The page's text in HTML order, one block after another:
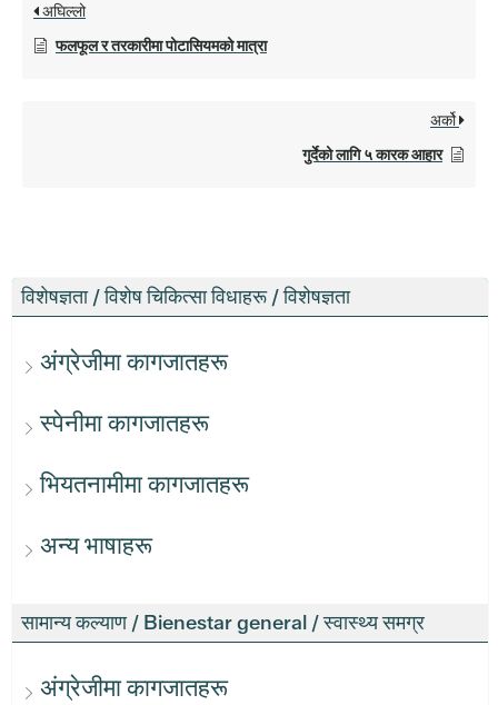
विशेषज्ञता / विशेष चिकित्सा विधाहरू / विशेषज्ञता
अंग्रेजीमा कागजातहरू
स्पेनीमा कागजातहरू
भियतनामीमा कागजातहरू
अन्य भाषाहरू
सामान्य कल्याण / Bienestar general / स्वास्थ्य समग्र
अंग्रेजीमा कागजातहरू
अघिल्लो
फलफूल र तरकारीमा पोटासियमको मात्रा
अर्को
गुर्देको लागि ५ कारक आहार